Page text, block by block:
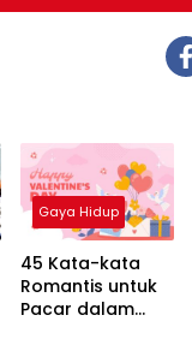
Gaya Hidup
45 Kata-kata
Romantis untuk
Pacar dalam